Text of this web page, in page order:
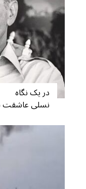
در یک نگاه
نسلی عاشقت